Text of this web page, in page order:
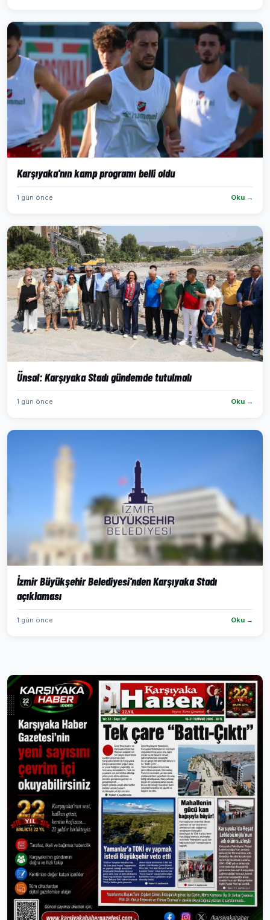
Karşıyaka'nın kamp programı belli oldu
1 gün önce Oku →
Ünsal: Karşıyaka Stadı gündemde tutulmalı
1 gün önce Oku →
İzmir Büyükşehir Belediyesi'nden Karşıyaka Stadı
açıklaması
1 gün önce Oku →